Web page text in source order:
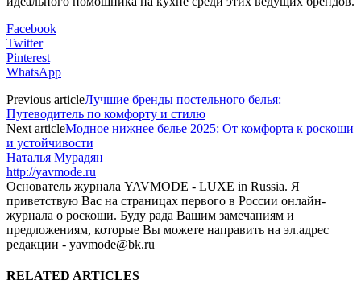
Facebook
Twitter
Pinterest
WhatsApp
Previous articleЛучшие бренды постельного белья:
Путеводитель по комфорту и стилю
Next articleМодное нижнее белье 2025: От комфорта к роскоши
и устойчивости
Наталья Мурадян
http://yavmode.ru
Основатель журнала YAVMODE - LUXE in Russia. Я
приветствую Вас на страницах первого в России онлайн-
журнала о роскоши. Буду рада Вашим замечаниям и
предложениям, которые Вы можете направить на эл.адрес
редакции - yavmode@bk.ru
RELATED ARTICLES